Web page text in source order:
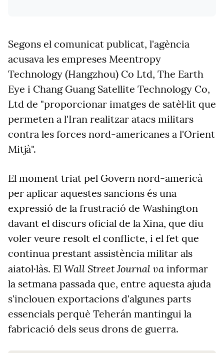
Segons el comunicat publicat, l'agència
acusava les empreses Meentropy
Technology (Hangzhou) Co Ltd, The Earth
Eye i Chang Guang Satellite Technology Co,
Ltd de "proporcionar imatges de satèl·lit que
permeten a l'Iran realitzar atacs militars
contra les forces nord-americanes a l'Orient
Mitjà".
El moment triat pel Govern nord-americà
per aplicar aquestes sancions és una
expressió de la frustració de Washington
davant el discurs oficial de la Xina, que diu
voler veure resolt el conflicte, i el fet que
continua prestant assistència militar als
aiatol·làs. El Wall Street Journal va informar
la setmana passada que, entre aquesta ajuda
s'inclouen exportacions d'algunes parts
essencials perquè Teherán mantingui la
fabricació dels seus drons de guerra.